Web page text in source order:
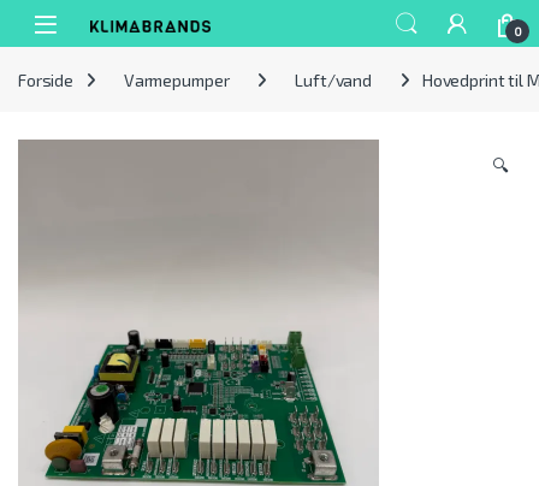
Spring til navigation
Gå til indhold
0
Forside Varmepumper Luft/vand Hovedprint til
🔍